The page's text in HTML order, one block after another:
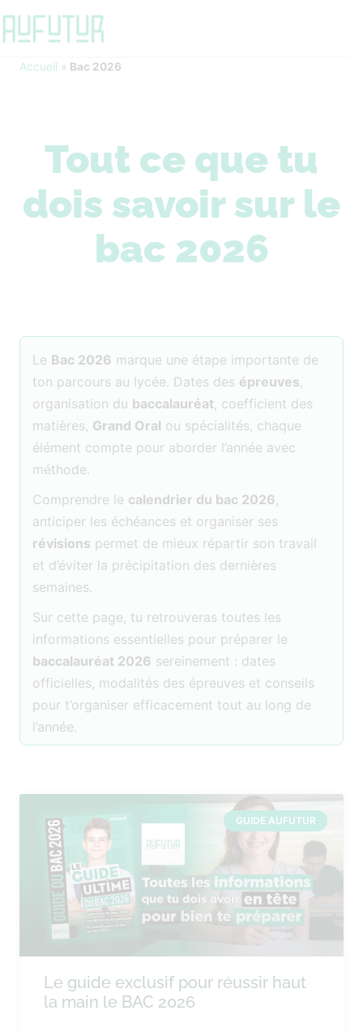
Accueil » Bac 2026
Tout ce que tu
dois savoir sur le
bac 2026
Le Bac 2026 marque une étape importante de
ton parcours au lycée. Dates des épreuves,
organisation du baccalauréat, coefficient des
matières, Grand Oral ou spécialités, chaque
élément compte pour aborder l’année avec
méthode.
Comprendre le calendrier du bac 2026,
anticiper les échéances et organiser ses
révisions permet de mieux répartir son travail
et d’éviter la précipitation des dernières
semaines.
Sur cette page, tu retrouveras toutes les
informations essentielles pour préparer le
baccalauréat 2026 sereinement : dates
officielles, modalités des épreuves et conseils
pour t’organiser efficacement tout au long de
l’année.
GUIDE AUFUTUR
Le guide exclusif pour réussir haut
la main le BAC 2026